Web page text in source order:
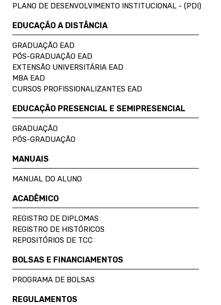
PLANO DE DESENVOLVIMENTO INSTITUCIONAL - (PDI)
EDUCAÇÃO A DISTÂNCIA
GRADUAÇÃO EAD
PÓS-GRADUAÇÃO EAD
EXTENSÃO UNIVERSITÁRIA EAD
MBA EAD
CURSOS PROFISSIONALIZANTES EAD
EDUCAÇÃO PRESENCIAL E SEMIPRESENCIAL
GRADUAÇÃO
PÓS-GRADUAÇÃO
MANUAIS
MANUAL DO ALUNO
ACADÊMICO
REGISTRO DE DIPLOMAS
REGISTRO DE HISTÓRICOS
REPOSITÓRIOS DE TCC
BOLSAS E FINANCIAMENTOS
PROGRAMA DE BOLSAS
REGULAMENTOS